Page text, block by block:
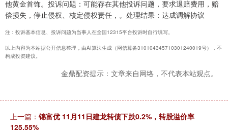
他黄金首饰。投诉问题：可能存在其他投诉问题，要求退赔费用，赔
偿损失，停止侵权、核定侵权责任，。处理结果：达成调解协议
注：投诉基本信息、投诉问题为当事人在全国12315平台投诉时自行填写。
以上内容为本站据公开信息整理，由AI算法生成（网信算备310104345710301240019号），不
构成投资建议。
金鼎配资提示：文章来自网络，不代表本站观点。
上一篇： 锦富优 11月11日建龙转债下跌0.2%，转股溢价率
125.55%